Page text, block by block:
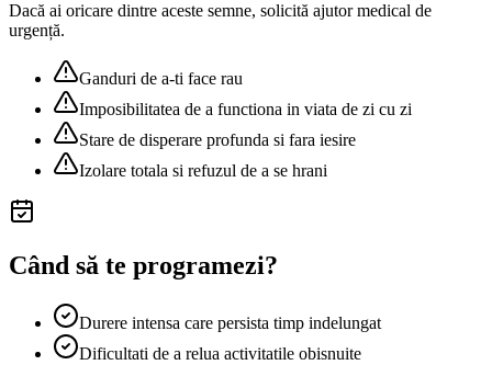
Dacă ai oricare dintre aceste semne, solicită ajutor medical de
urgență.
Ganduri de a-ti face rau
Imposibilitatea de a functiona in viata de zi cu zi
Stare de disperare profunda si fara iesire
Izolare totala si refuzul de a se hrani
Când să te programezi?
Durere intensa care persista timp indelungat
Dificultati de a relua activitatile obisnuite